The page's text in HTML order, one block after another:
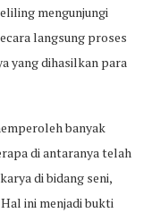
mengunjungi
langsung proses
yang dihasilkan para
banyak
di antaranya telah
di bidang seni,
ini menjadi bukti